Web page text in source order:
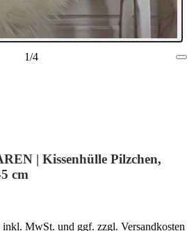
1/4
| Kissenhülle Pilzchen,
cm
MwSt. und ggf. zzgl. Versandkosten